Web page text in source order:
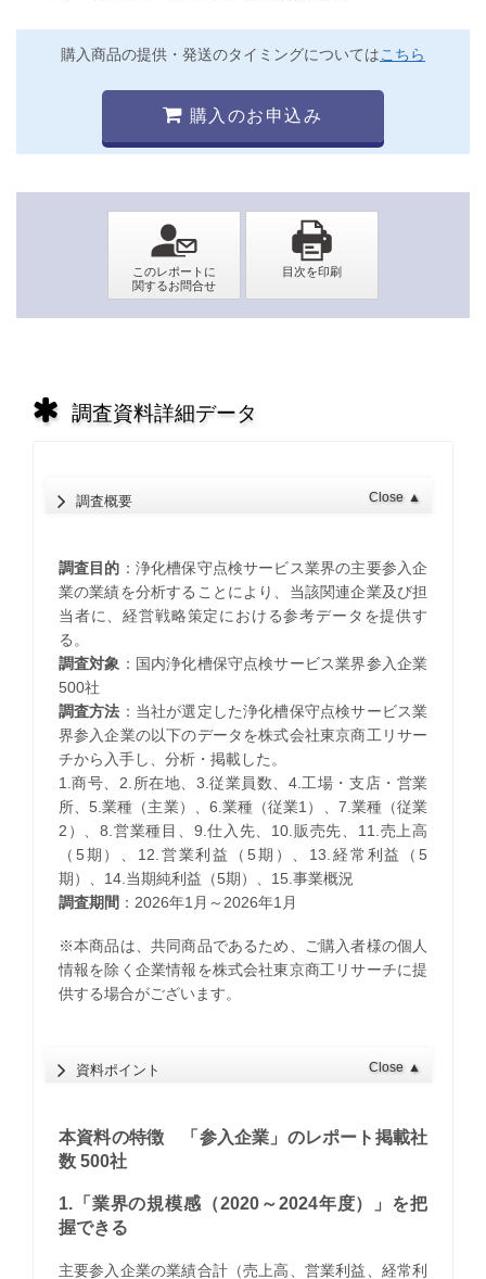
購入商品の提供・発送のタイミングについてはこちら
購入のお申込み
調査資料詳細データ
調査概要 Close ▲
調査目的 ：浄化槽保守点検サービス業界の主要参入企
業の業績を分析することにより、当該関連企業及び担
当者に、経営戦略策定における参考データを提供す
る。
調査対象 ：国内浄化槽保守点検サービス業界参入企業
500社
調査方法 ：当社が選定した浄化槽保守点検サービス業
界参入企業の以下のデータを株式会社東京商工リサー
チから入手し、分析・掲載した。
1.商号、2.所在地、3.従業員数、4.工場・支店・営業
所、5.業種（主業）、6.業種（従業1）、7.業種（従業
2）、8.営業種目、9.仕入先、10.販売先、11.売上高
（5期）、12.営業利益（5期）、13.経常利益（5
期）、14.当期純利益（5期）、15.事業概況
調査期間 ：2026年1月～2026年1月
※本商品は、共同商品であるため、ご購入者様の個人
情報を除く企業情報を株式会社東京商工リサーチに提
供する場合がございます。
資料ポイント Close ▲
本資料の特徴 「参入企業」のレポート掲載社
数 500社
1.「業界の規模感（2020～2024年度）」を把
握できる
主要参入企業の業績合計（売上高、営業利益、経常利